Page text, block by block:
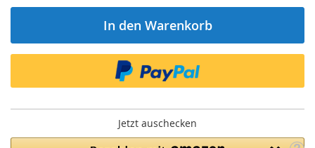
In den Warenkorb
Jetzt auschecken